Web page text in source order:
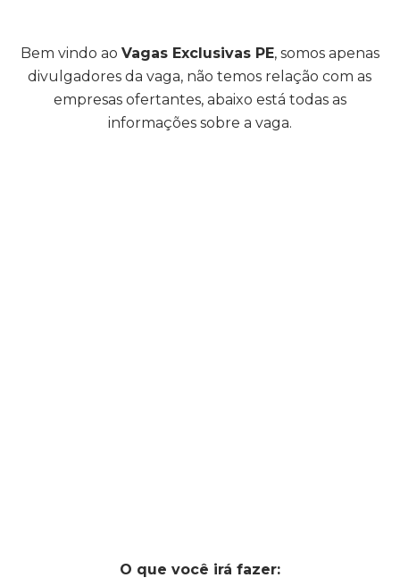
Bem vindo ao Vagas Exclusivas PE, somos apenas
divulgadores da vaga, não temos relação com as
empresas ofertantes, abaixo está todas as
informações sobre a vaga.
O que você irá fazer: